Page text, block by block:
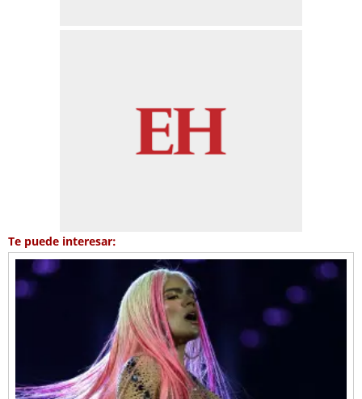
Te puede interesar: